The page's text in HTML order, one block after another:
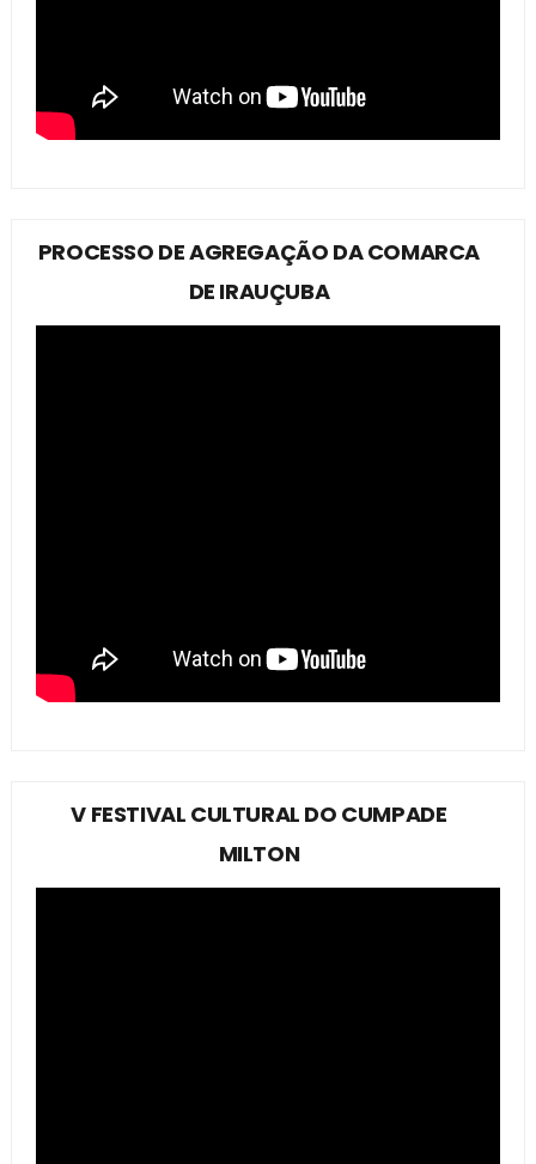
PROCESSO DE AGREGAÇÃO DA COMARCA
DE IRAUÇUBA
V FESTIVAL CULTURAL DO CUMPADE
MILTON